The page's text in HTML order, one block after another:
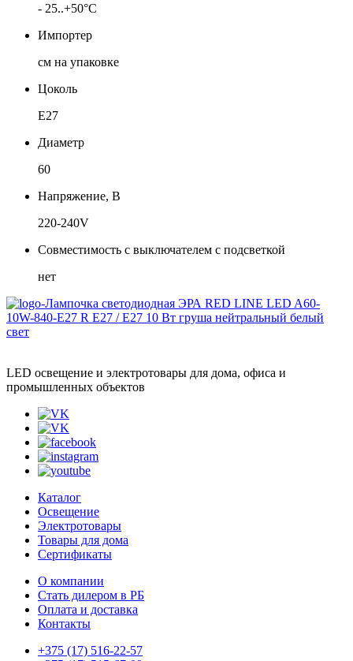
- 25..+50°C
Импортер
см на упаковке
Цоколь
Е27
Диаметр
60
Напряжение, В
220-240V
Совместимость с выключателем с подсветкой
нет
LED освещение и электротовары для дома, офиса и
промышленных объектов
Каталог
Освещение
Электротовары
Товары для дома
Сертификаты
О компании
Стать дилером в РБ
Оплата и доставка
Контакты
+375 (17) 516-22-57